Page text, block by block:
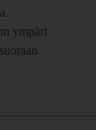
ympäri